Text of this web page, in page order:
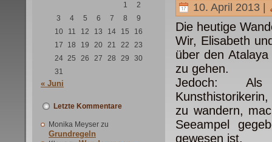
1
2
3
4 5 6 7 8
9
10
11 12 13 14 15
16
17
18 19 20 21 22
23
24 25 26 27 28 29
30
31
« Juni
Letzte Kommentare
Monika Meyser zu
Grundregeln
10. April 2013 |
Die heutige
Wir, Elisabeth
über den
zu gehen.
Jedoch: Als
zu wandern,
Seeampel
gewesen ist.